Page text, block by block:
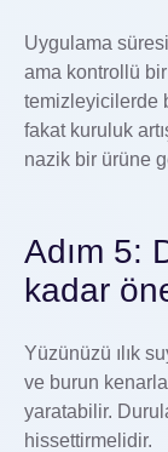
Uygulama
ama kontrollü
temizleyicilerde
fakat kuruluk
nazik bir ürüne
Adım 5:
kadar
Yüzünüzü ılık
ve burun
yaratabilir.
hissettirmelidir.